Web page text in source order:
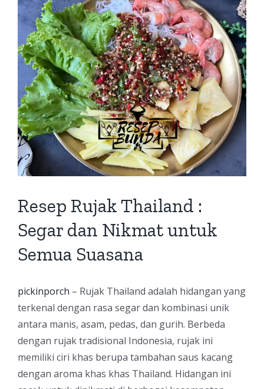
Resep Rujak Thailand :
Segar dan Nikmat untuk
Semua Suasana
pickinporch – Rujak Thailand adalah hidangan yang
terkenal dengan rasa segar dan kombinasi unik
antara manis, asam, pedas, dan gurih. Berbeda
dengan rujak tradisional Indonesia, rujak ini
memiliki ciri khas berupa tambahan saus kacang
dengan aroma khas khas Thailand. Hidangan ini